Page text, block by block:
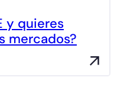
y quieres
mercados?